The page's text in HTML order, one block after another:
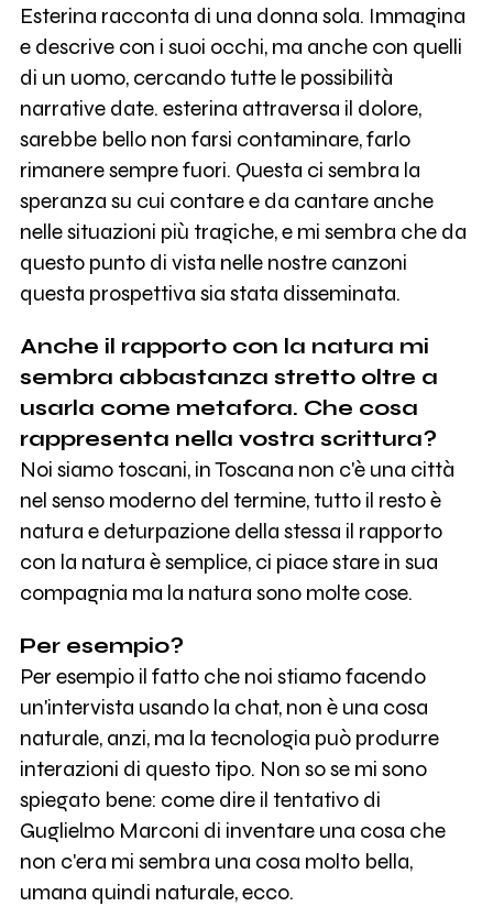
Esterina racconta di una donna sola. Immagina
e descrive con i suoi occhi, ma anche con quelli
di un uomo, cercando tutte le possibilità
narrative date. esterina attraversa il dolore,
sarebbe bello non farsi contaminare, farlo
rimanere sempre fuori. Questa ci sembra la
speranza su cui contare e da cantare anche
nelle situazioni più tragiche, e mi sembra che da
questo punto di vista nelle nostre canzoni
questa prospettiva sia stata disseminata.
Anche il rapporto con la natura mi
sembra abbastanza stretto oltre a
usarla come metafora. Che cosa
rappresenta nella vostra scrittura?
Noi siamo toscani, in Toscana non c'è una città
nel senso moderno del termine, tutto il resto è
natura e deturpazione della stessa il rapporto
con la natura è semplice, ci piace stare in sua
compagnia ma la natura sono molte cose.
Per esempio?
Per esempio il fatto che noi stiamo facendo
un'intervista usando la chat, non è una cosa
naturale, anzi, ma la tecnologia può produrre
interazioni di questo tipo. Non so se mi sono
spiegato bene: come dire il tentativo di
Guglielmo Marconi di inventare una cosa che
non c'era mi sembra una cosa molto bella,
umana quindi naturale, ecco.